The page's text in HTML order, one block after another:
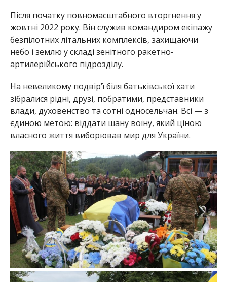
Після початку повномасштабного вторгнення у
жовтні 2022 року. Він служив командиром екіпажу
безпілотних літальних комплексів, захищаючи
небо і землю у складі зенітного ракетно-
артилерійського підрозділу.
На невеликому подвір’ї біля батьківської хати
зібралися рідні, друзі, побратими, представники
влади, духовенство та сотні односельчан. Всі — з
єдиною метою: віддати шану воїну, який ціною
власного життя виборював мир для України.